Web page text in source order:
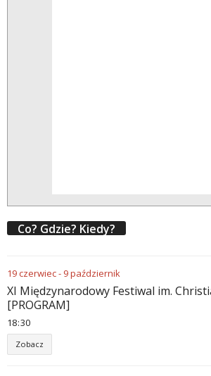
Co? Gdzie? Kiedy?
19czerwiec- 9październik
XI Międzynarodowy Festiwal im.
[PROGRAM]
18 30
Zobacz